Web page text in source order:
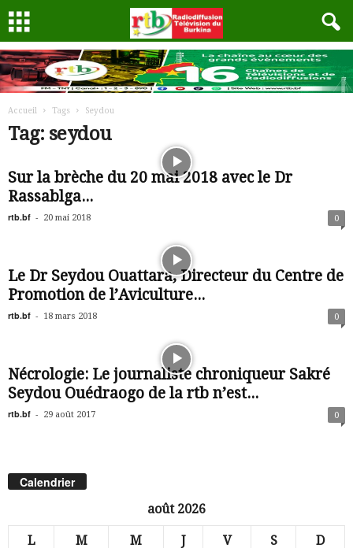
Accueil Tags Seydou
Tag: seydou
Sur la brèche du 20 mai 2018 avec le Dr
Rassablga...
rtb.bf - 20 mai 2018 0
Le Dr Seydou Ouattara, Directeur du Centre de
Promotion de l’Aviculture...
rtb.bf - 18 mars 2018 0
Nécrologie: Le journaliste chroniqueur Sakré
Seydou Ouédraogo de la rtb n’est...
rtb.bf - 29 août 2017 0
Calendrier
août 2026
L M M J V S D